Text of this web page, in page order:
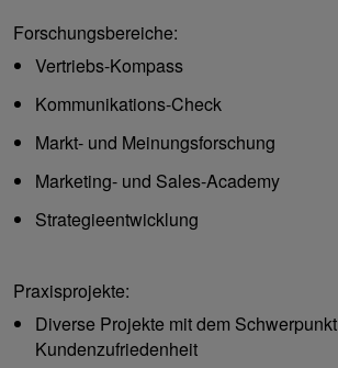
Forschungsbereiche:
Vertriebs-Kompass
Kommunikations-Check
Markt- und Meinungsforschung
Marketing- und Sales-Academy
Strategieentwicklung
Praxisprojekte:
Diverse Projekte mit dem Schwerpunkt
Kundenzufriedenheit